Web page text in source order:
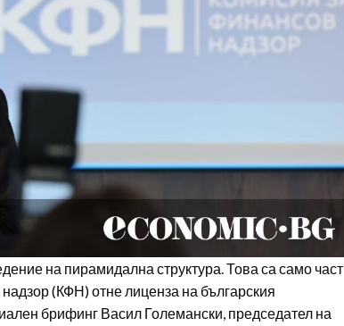
на пирамидална структура. Това са само част
(КФН) отне лиценза на българския
брифинг Васил Големански, председател на